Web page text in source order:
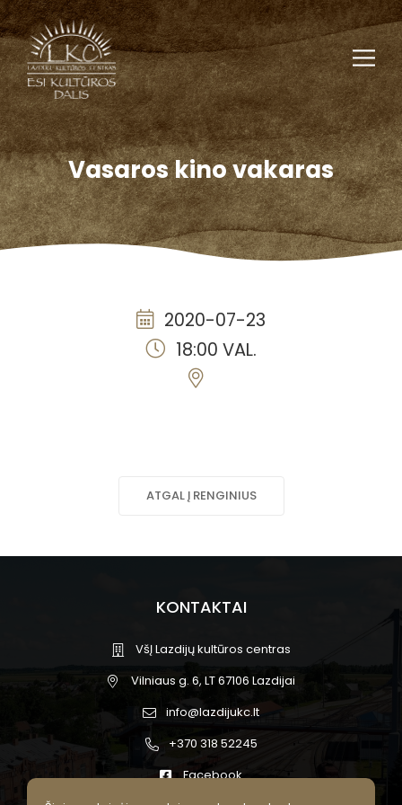
Vasaros kino vakaras
2020-07-23
18:00 VAL.
ATGAL Į RENGINIUS
KONTAKTAI
VšĮ Lazdijų kultūros centras
Vilniaus g. 6, LT 67106 Lazdijai
info@lazdijukc.lt
+370 318 52245
Facebook